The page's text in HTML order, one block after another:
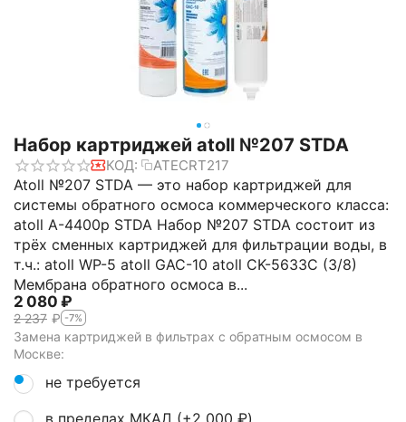
Набор картриджей atoll №207 STDA
КОД: ATECRT217
Atoll №207 STDA — это набор картриджей для
системы обратного осмоса коммерческого класса:
atoll A-4400p STDA Набор №207 STDA состоит из
трёх сменных картриджей для фильтрации воды, в
т.ч.: atoll WP-5 atoll GAC-10 atoll CK-5633C (3/8)
Мембрана обратного осмоса в...
2 080 ₽
2 237 ₽ -7%
Замена картриджей в фильтрах с обратным осмосом в
Москве:
не требуется
в пределах МКАД (+2 000 ₽)